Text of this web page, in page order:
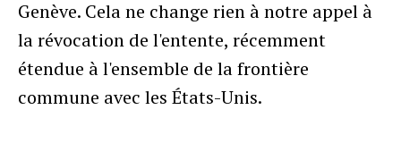
Genève. Cela ne change rien à notre appel à
la révocation de l'entente, récemment
étendue à l'ensemble de la frontière
commune avec les États-Unis.